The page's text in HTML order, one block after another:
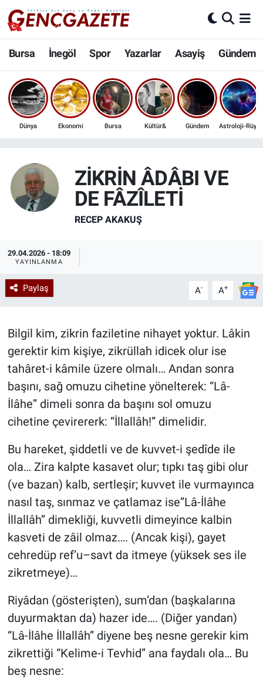
Bursa İnegöl Spor Yazarlar Asayiş Gündem
Dünya Ekonomi Bursa Kültür& Gündem Astroloji-Rüya
ZİKRİN ÂDÂBI VE
DE FÂZÎLETİ
RECEP AKAKUŞ
29.04.2026 - 18:09
YAYINLANMA
Paylaş A- A+
Bilgil kim, zikrin faziletine nihayet yoktur. Lâkin
gerektir kim kişiye, zikrüllah idicek olur ise
tahâret-i kâmile üzere olmalı… Andan sonra
başını, sağ omuzu cihetine yönelterek: “Lâ-
İlâhe” dimeli sonra da başını sol omuzu
cihetine çevirererk: “İllallâh!” dimelidir.
Bu hareket, şiddetli ve de kuvvet-i şedîde ile
ola… Zira kalpte kasavet olur; tıpkı taş gibi olur
(ve bazan) kalb, sertleşir; kuvvet ile vurmayınca
nasıl taş, sınmaz ve çatlamaz ise”Lâ-İlâhe
İllallâh” dimekliği, kuvvetli dimeyince kalbin
kasveti de zâil olmaz…. (Ancak kişi), gayet
cehredüp ref’u–savt da itmeye (yüksek ses ile
zikretmeye)…
Riyâdan (gösterişten), sum’dan (başkalarına
duyurmaktan da) hazer ide…. (Diğer yandan)
“Lâ-İlâhe İllallâh” diyene beş nesne gerekir kim
zikrettiği “Kelime-i Tevhid” ana faydalı ola… Bu
beş nesne:
Bursa
İnegöl
3.SAYFA
Eğitim
Ekonomi
İnanç
Kadın & Aile
Sağlık
Siyaset
Teknoloji
Astroloji-Rüya
Nöbetçi Eczaneler
Hava Durumu
Trafik Durumu
Tüm Manşetler
Son Dakika Haberleri
Haber Arşivi